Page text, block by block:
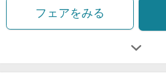
フェアをみる